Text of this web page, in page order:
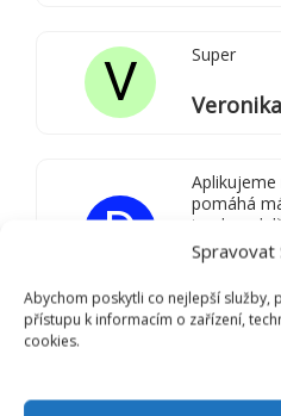
Spravovat
Abychom poskytli co nejlepší služby,
přístupu k informacím o zařízení,
cookies.
V Super
Veronika
D
pomáhá
to chce
diky spreji